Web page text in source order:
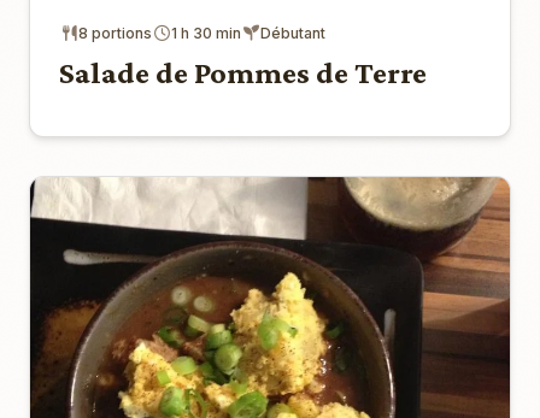
8 portions 1 h 30 min Débutant
Salade de Pommes de Terre